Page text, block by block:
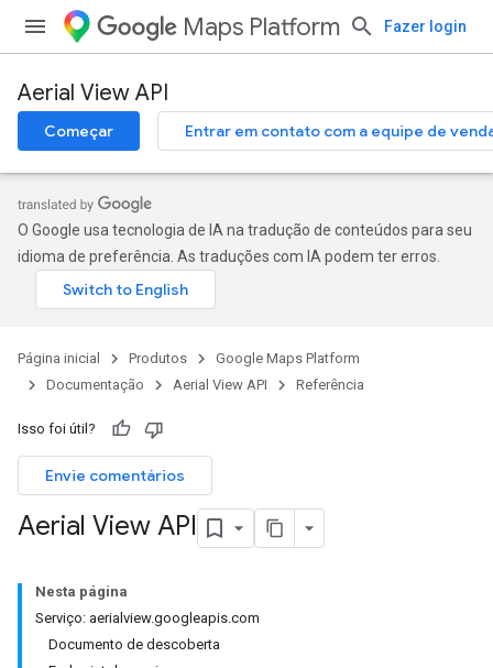
Maps Platform Fazer login
Aerial View API
Começar Entrar em contato com a equipe de
O Google usa tecnologia de IA na tradução de conteúdos para seu
idioma de preferência. As traduções com IA podem ter erros.
Página inicial Produtos
Google Maps Platform
Documentação
Aerial View API Referência
Isso foi útil?
Envie comentários
Aerial View API
Nesta página
Serviço: aerialview.googleapis.com
Documento de descoberta